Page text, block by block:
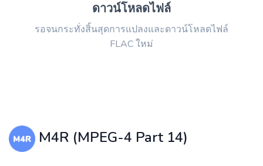
ดาวน์โหลดไฟล์
รอจนกระทั่งสิ้นสุดการแปลงและดาวน์โหลดไฟล์
FLAC ใหม่
M4R (MPEG-4 Part 14)